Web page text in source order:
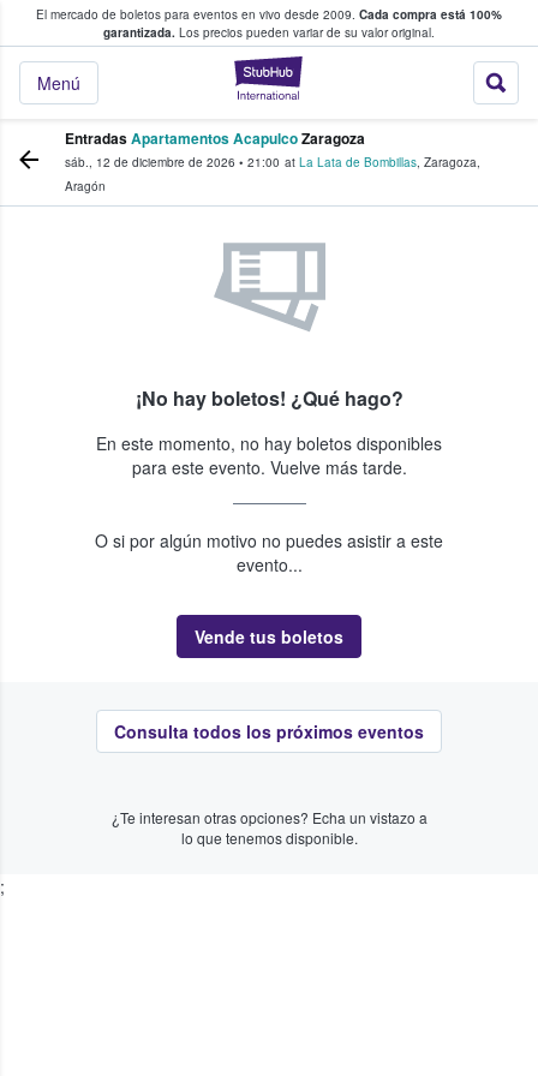
El mercado de boletos para eventos en vivo desde 2009. Cada compra está 100%
garantizada. Los precios pueden variar de su valor original.
StubHub: donde
Menú
fans compran y venden boletos
EntradasApartamentos AcapulcoZaragoza
sáb., 12 de diciembre de 2026 • 21:00 at La Lata de Bombillas, Zaragoza,
Aragón
¡No hay boletos! ¿Qué hago?
En este momento, no hay boletos disponibles
para este evento. Vuelve más tarde.
O si por algún motivo no puedes asistir a este
evento...
Vende tus boletos
Consulta todos los próximos eventos
¿Te interesan otras opciones? Echa un vistazo a
lo que tenemos disponible.
;